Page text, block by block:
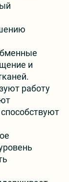
и
работу